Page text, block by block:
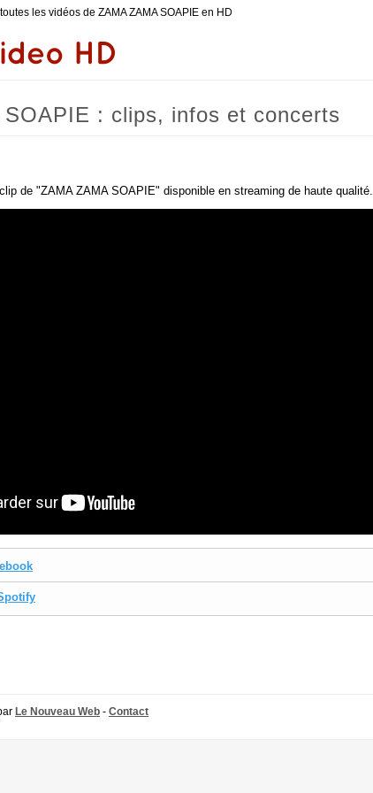
les vidéos de ZAMA ZAMA SOAPIE en HD
SOAPIE : clips, infos et concerts
de "ZAMA ZAMA SOAPIE" disponible en streaming de haute qualité.
Le Nouveau Web - Contact